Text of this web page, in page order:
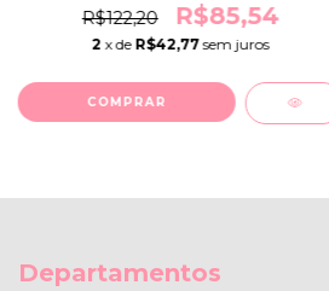
R$122,20 R$85,54
2 x de R$42,77 sem juros
COMPRAR
Departamentos